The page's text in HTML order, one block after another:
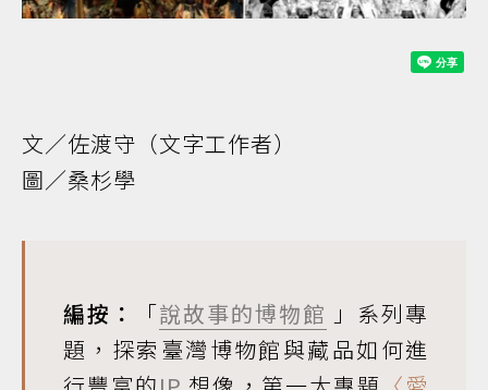
文／佐渡守（文字工作者）
圖／桑杉學
編按： 「說故事的博物館 」系列專
題，探索臺灣博物館與藏品如何進